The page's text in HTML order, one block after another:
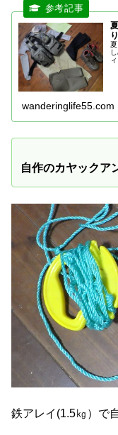
wanderinglife55.com
自作のカヤックア
鉄アレイ(1.5㎏）で